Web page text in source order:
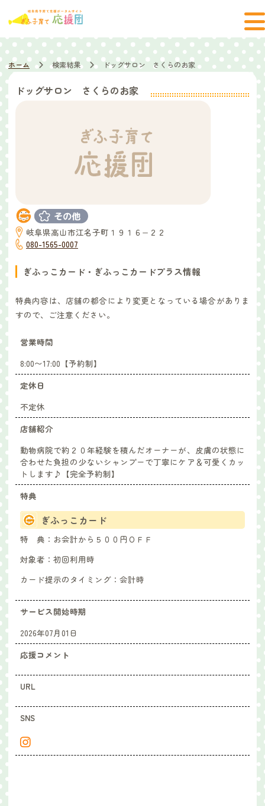
ホーム 検索結果 ドッグサロン さくらのお家
ドッグサロン さくらのお家
岐阜県高山市江名子町１９１６−２２
080-1565-0007
ぎふっこカード・ぎふっこカードプラス情報
特典内容は、店舗の都合により変更となっている場合がありま
すので、ご注意ください。
営業時間
8:00〜17:00【予約制】
定休日
不定休
店舗紹介
動物病院で約２０年経験を積んだオーナーが、皮膚の状態に
合わせた負担の少ないシャンプーで丁寧にケア＆可愛くカッ
トします♪【完全予約制】
特典
ぎふっこカード
特 典： お会計から５００円ＯＦＦ
対象者： 初回利用時
カード提示のタイミング： 会計時
サービス開始時期
2026年07月01日
応援コメント
URL
SNS